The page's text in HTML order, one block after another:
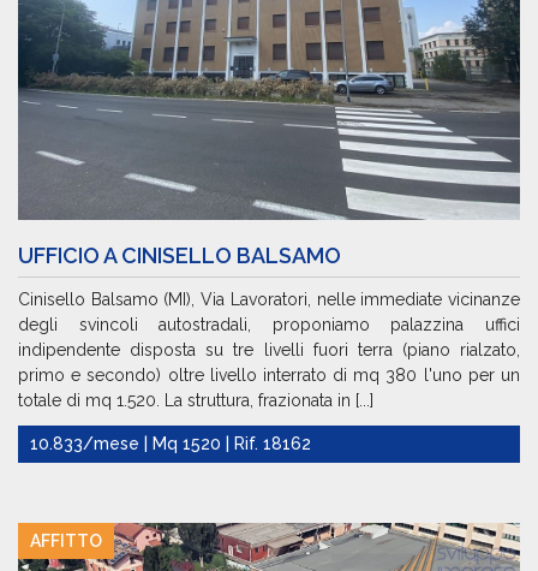
UFFICIO A CINISELLO BALSAMO
Cinisello Balsamo (MI), Via Lavoratori, nelle immediate vicinanze
degli svincoli autostradali, proponiamo palazzina uffici
indipendente disposta su tre livelli fuori terra (piano rialzato,
primo e secondo) oltre livello interrato di mq 380 l'uno per un
totale di mq 1.520. La struttura, frazionata in [...]
10.833/mese | Mq 1520 | Rif. 18162
AFFITTO